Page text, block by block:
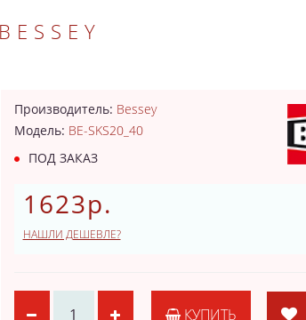
Производитель: Bessey
Модель: BE-SKS20_40
ПОД ЗАКАЗ
1623р.
НАШЛИ ДЕШЕВЛЕ?
КУПИТЬ